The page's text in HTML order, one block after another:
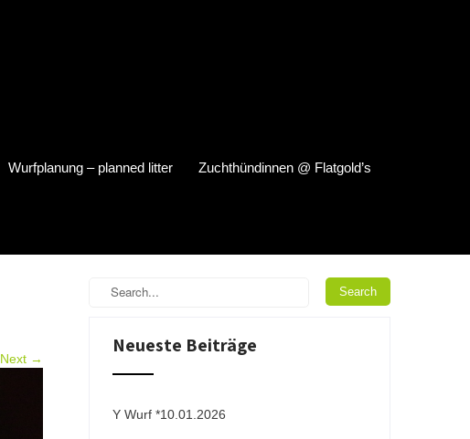
Wurfplanung – planned litter Zuchthündinnen @ Flatgold’s
Next →
Neueste Beiträge
Y Wurf *10.01.2026